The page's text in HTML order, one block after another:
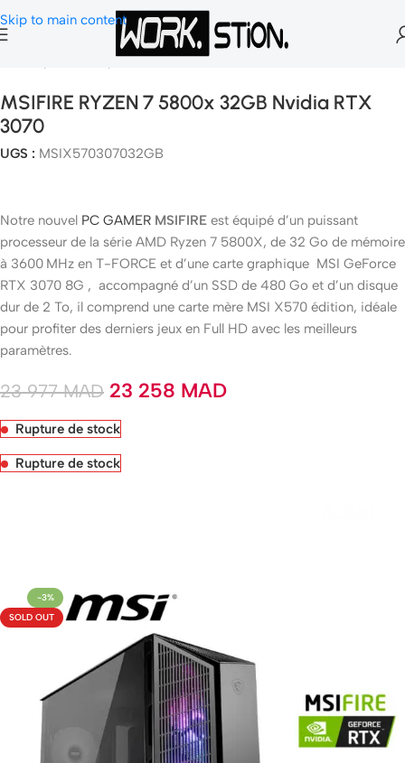
Skip to main content
Pc Gamer Fix
MSIFIRE RYZEN 7 5800x 32GB Nvidia RTX
3070
UGS : MSIX570307032GB
Notre nouvel PC GAMER MSIFIRE est équipé d’un puissant
processeur de la série AMD Ryzen 7 5800X, de 32 Go de mémoire
à 3600 MHz en T-FORCE et d’une carte graphique MSI GeForce
RTX 3070 8G , accompagné d’un SSD de 480 Go et d’un disque
dur de 2 To, il comprend une carte mère MSI X570 édition, idéale
pour profiter des derniers jeux en Full HD avec les meilleurs
paramètres.
23 977MAD 23 258 MAD
Rupture de stock
Rupture de stock
-3%
SOLD OUT